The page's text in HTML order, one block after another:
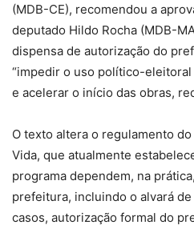
(MDB-CE), recomendou a
deputado Hildo Rocha (MDB-
dispensa de autorização do
“impedir o uso político-
e acelerar o início das obras,
O texto altera o regulamento
Vida, que atualmente
programa dependem, na
prefeitura, incluindo o alvará
casos, autorização formal do